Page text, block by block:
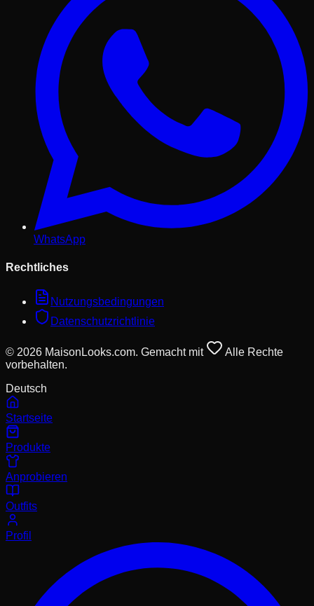
WhatsApp
Rechtliches
Nutzungsbedingungen
Datenschutzrichtlinie
© 2026 MaisonLooks.com. Gemacht mit
Alle Rechte
vorbehalten.
Deutsch
Startseite
Produkte
Anprobieren
Outfits
Profil